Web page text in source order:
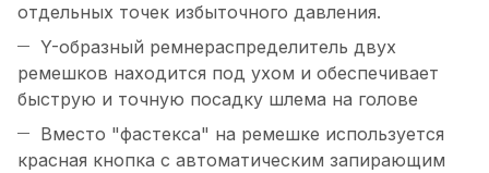
отдельных точек избыточного давления.
Y-образный ремнераспределитель двух
ремешков находится под ухом и обеспечивает
быструю и точную посадку шлема на голове
Вместо "фастекса" на ремешке используется
красная кнопка с автоматическим запирающим